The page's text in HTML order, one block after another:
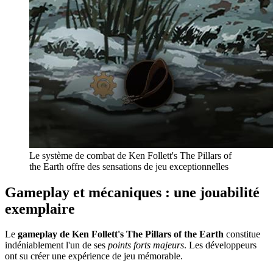
Le système de combat de Ken Follett's The Pillars of
the Earth offre des sensations de jeu exceptionnelles
Gameplay et mécaniques : une jouabilité
exemplaire
Le gameplay de Ken Follett's The Pillars of the Earth constitue
indéniablement l'un de ses points forts majeurs. Les développeurs
ont su créer une expérience de jeu mémorable.